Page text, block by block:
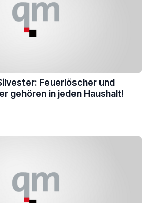
Feuerlöscher und
gehören in jeden Haushalt!